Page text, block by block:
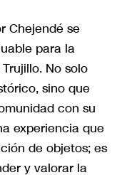
Chejendé se
para la
No solo
sino que
con su
experiencia que
de objetos; es
y valorar la